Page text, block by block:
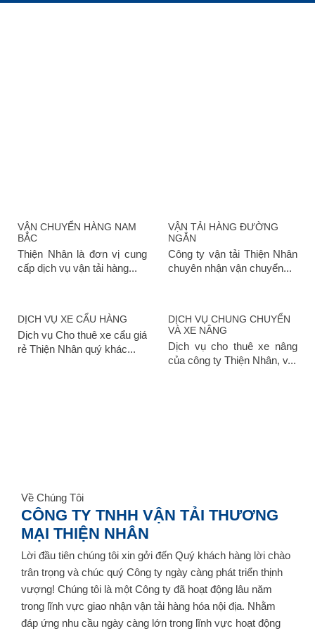
VẬN CHUYỂN HÀNG NAM
BẮC
Thiện Nhân là đơn vị cung
cấp dịch vụ vận tải hàng...
VẬN TẢI HÀNG ĐƯỜNG
NGẮN
Công ty vận tải Thiện Nhân
chuyên nhận vận chuyển...
DỊCH VỤ XE CẨU HÀNG
Dịch vụ Cho thuê xe cẩu giá
rẻ Thiện Nhân quý khác...
DỊCH VỤ CHUNG CHUYỂN
VÀ XE NÂNG
Dịch vụ cho thuê xe nâng
của công ty Thiện Nhân, v...
Về Chúng Tôi
CÔNG TY TNHH VẬN TẢI THƯƠNG
MẠI THIỆN NHÂN
Lời đầu tiên chúng tôi xin gởi đến Quý khách hàng lời chào
trân trọng và chúc quý Công ty ngày càng phát triển thịnh
vượng! Chúng tôi là một Công ty đã hoạt động lâu năm
trong lĩnh vực giao nhận vận tải hàng hóa nội địa. Nhằm
đáp ứng nhu cầu ngày càng lớn trong lĩnh vực hoạt động